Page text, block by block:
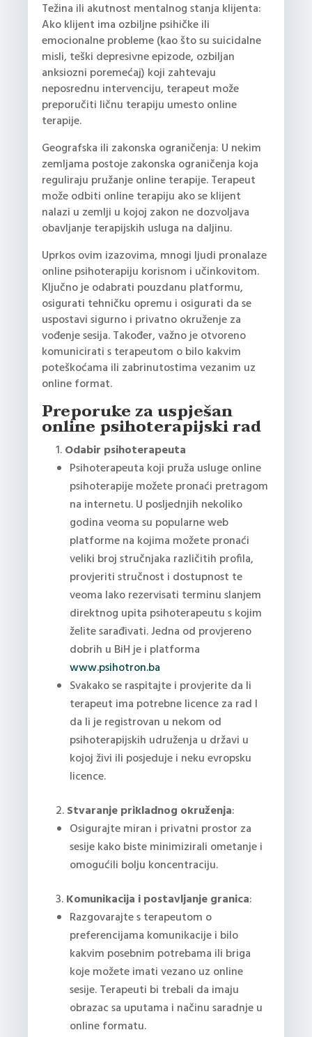
Težina ili akutnost mentalnog stanja klijenta:
Ako klijent ima ozbiljne psihičke ili
emocionalne probleme (kao što su suicidalne
misli, teški depresivne epizode, ozbiljan
anksiozni poremećaj) koji zahtevaju
neposrednu intervenciju, terapeut može
preporučiti ličnu terapiju umesto online
terapije.
Geografska ili zakonska ograničenja: U nekim
zemljama postoje zakonska ograničenja koja
reguliraju pružanje online terapije. Terapeut
može odbiti online terapiju ako se klijent
nalazi u zemlji u kojoj zakon ne dozvoljava
obavljanje terapijskih usluga na daljinu.
Uprkos ovim izazovima, mnogi ljudi pronalaze
online psihoterapiju korisnom i učinkovitom.
Ključno je odabrati pouzdanu platformu,
osigurati tehničku opremu i osigurati da se
uspostavi sigurno i privatno okruženje za
vođenje sesija. Također, važno je otvoreno
komunicirati s terapeutom o bilo kakvim
poteškoćama ili zabrinutostima vezanim uz
online format.
Preporuke za uspješan
online psihoterapijski rad
Odabir psihoterapeuta
Psihoterapeuta koji pruža usluge online
psihoterapije možete pronaći pretragom
na internetu. U posljednjih nekoliko
godina veoma su popularne web
platforme na kojima možete pronaći
veliki broj stručnjaka različitih profila,
provjeriti stručnost i dostupnost te
veoma lako rezervisati terminu slanjem
direktnog upita psihoterapeutu s kojim
želite sarađivati. Jedna od provjereno
dobrih u BiH je i platforma
www.psihotron.ba
Svakako se raspitajte i provjerite da li
terapeut ima potrebne licence za rad I
da li je registrovan u nekom od
psihoterapijskih udruženja u državi u
kojoj živi ili posjeduje i neku evropsku
licence.
Stvaranje prikladnog okruženja:
Osigurajte miran i privatni prostor za
sesije kako biste minimizirali ometanje i
omogućili bolju koncentraciju.
Komunikacija i postavljanje granica:
Razgovarajte s terapeutom o
preferencijama komunikacije i bilo
kakvim posebnim potrebama ili briga
koje možete imati vezano uz online
sesije. Terapeuti bi trebali da imaju
obrazac sa uputama i načinu saradnje u
online formatu.